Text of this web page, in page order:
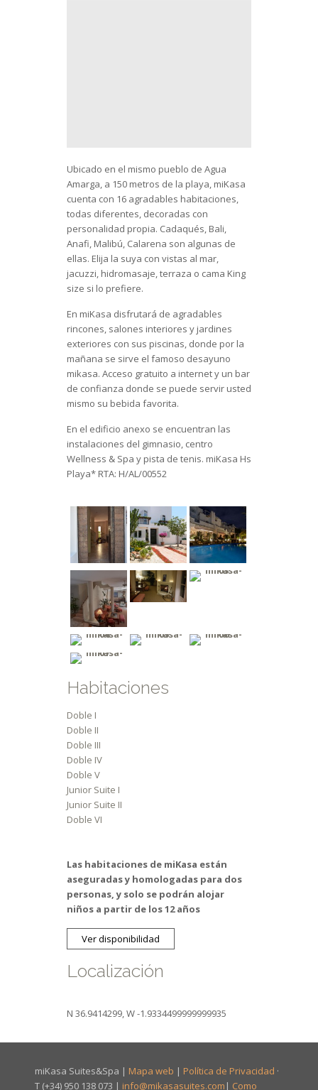
Ubicado en el mismo pueblo de Agua
Amarga, a 150 metros de la playa, miKasa
cuenta con 16 agradables habitaciones,
todas diferentes, decoradas con
personalidad propia. Cadaqués, Bali,
Anafi, Malibú, Calarena son algunas de
ellas. Elija la suya con vistas al mar,
jacuzzi, hidromasaje, terraza o cama King
size si lo prefiere.
En miKasa disfrutará de agradables
rincones, salones interiores y jardines
exteriores con sus piscinas, donde por la
mañana se sirve el famoso desayuno
mikasa. Acceso gratuito a internet y un bar
de confianza donde se puede servir usted
mismo su bebida favorita.
En el edificio anexo se encuentran las
instalaciones del gimnasio, centro
Wellness & Spa y pista de tenis. miKasa Hs
Playa* RTA: H/AL/00552
Habitaciones
Doble I
Doble II
Doble III
Doble IV
Doble V
Junior Suite I
Junior Suite II
Doble VI
Las habitaciones de miKasa están
aseguradas y homologadas para dos
personas, y solo se podrán alojar
niños a partir de los 12 años
Ver disponibilidad
Localización
N 36.9414299, W -1.9334499999999935
miKasa Suites&Spa | Mapa web | Política de Privacidad ·
T (+34) 950 138 073 | info@mikasasuites.com | Como